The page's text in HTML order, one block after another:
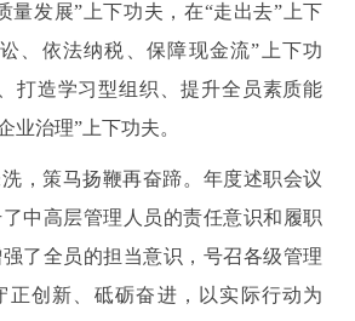
量发展”上下功夫，在“走出去”上下
、依法纳税、保障现金流”上下功
打造学习型组织、提升全员素质能
业治理”上下功夫。
，策马扬鞭再奋蹄。年度述职会议
中高层管理人员的责任意识和履职
了全员的担当意识，号召各级管理
正创新、砥砺奋进，以实际行动为